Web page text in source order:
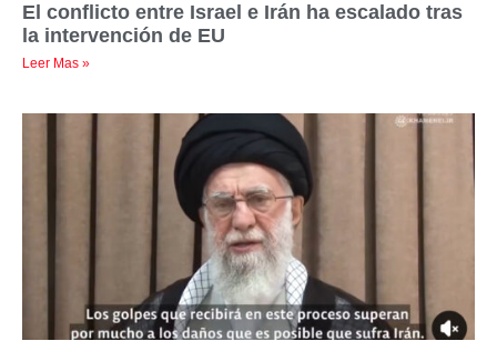
El conflicto entre Israel e Irán ha escalado tras
la intervención de EU
Leer Mas »